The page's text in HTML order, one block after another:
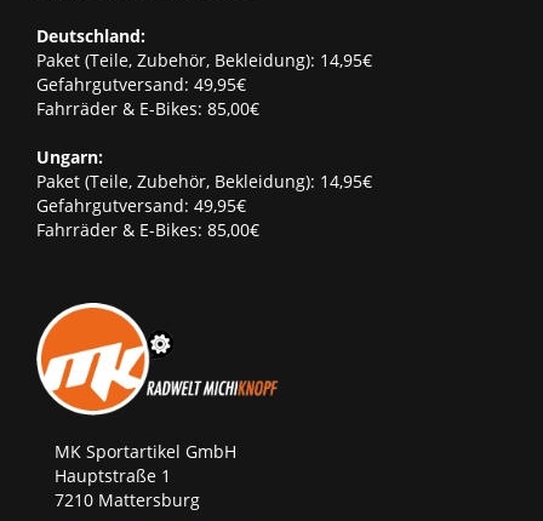
Deutschland:
Paket (Teile, Zubehör, Bekleidung): 14,95€
Gefahrgutversand: 49,95€
Fahrräder & E-Bikes: 85,00€
Ungarn:
Paket (Teile, Zubehör, Bekleidung): 14,95€
Gefahrgutversand: 49,95€
Fahrräder & E-Bikes: 85,00€
MK Sportartikel GmbH
Hauptstraße 1
7210 Mattersburg